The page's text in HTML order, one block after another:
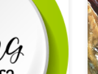
turística:
Dirección:
web: Web ✉
517 001